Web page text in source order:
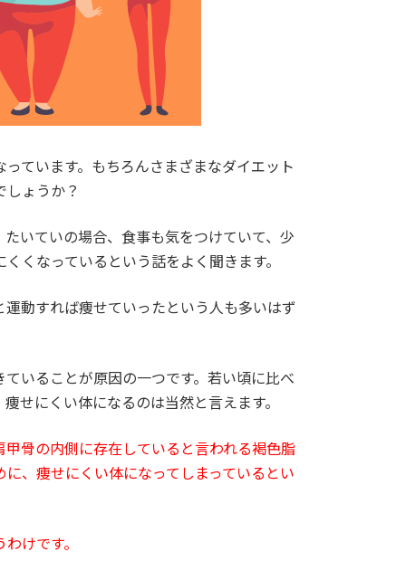
ています。もちろんさまざまなダイエット
ょうか？
いていの場合、食事も気をつけていて、少
くなっているという話をよく聞きます。
動すれば痩せていったという人も多いはず
いることが原因の一つです。若い頃に比べ
せにくい体になるのは当然と言えます。
骨の内側に存在していると言われる褐色脂
、痩せにくい体になってしまっているとい
けです。